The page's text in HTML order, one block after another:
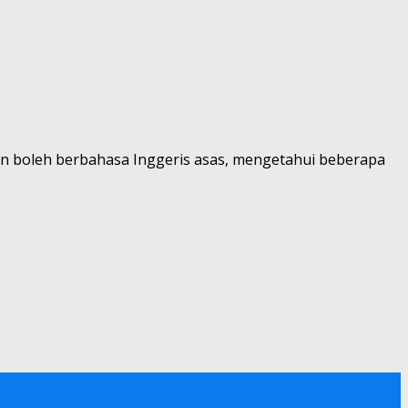
boleh berbahasa Inggeris asas, mengetahui beberapa